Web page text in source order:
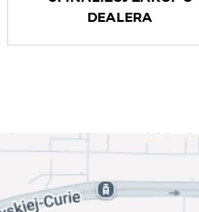
DEALERA